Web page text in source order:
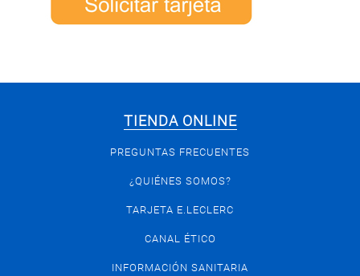
TIENDA ONLINE
PREGUNTAS FRECUENTES
¿QUIÉNES SOMOS?
TARJETA E.LECLERC
CANAL ÉTICO
INFORMACIÓN SANITARIA